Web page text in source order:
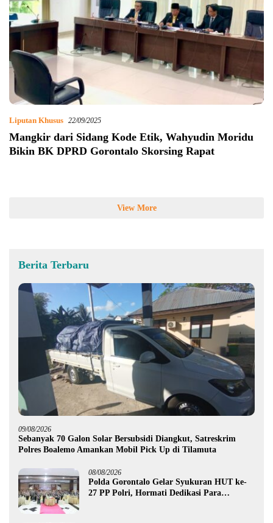
Liputan Khusus 22/09/2025
Mangkir dari Sidang Kode Etik, Wahyudin Moridu
Bikin BK DPRD Gorontalo Skorsing Rapat
View More
Berita Terbaru
09/08/2026
Sebanyak 70 Galon Solar Bersubsidi Diangkut, Satreskrim
Polres Boalemo Amankan Mobil Pick Up di Tilamuta
08/08/2026
Polda Gorontalo Gelar Syukuran HUT ke-
27 PP Polri, Hormati Dedikasi Para